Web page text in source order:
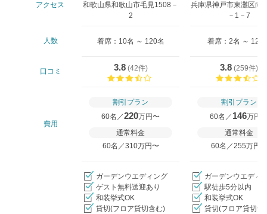
アクセス
和歌山県和歌山市毛見1508－
2
兵庫県神戸市東灘区向
－1－7
人数 着席：10名 ～ 120名 着席：2名 ～ 121
口コミ 3.8(42件)
3.8 (259件)
費用
割引プラン
60名／220万円〜
通常料金
60名／310万円〜
割引プラン
60名／ 146万円
通常料金
60名／255万円〜
ガーデンウエディング
ゲスト無料送迎あり
和装挙式OK
貸切(フロア貸切含む)
ガーデンウエディ
駅徒歩5分以内
和装挙式OK
貸切(フロア貸切含